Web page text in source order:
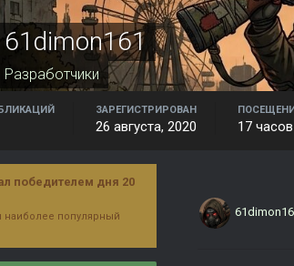
61dimon161
Разработчики
ЗАРЕГИСТРИРОВАН
26 августа, 2020 17
победителем дня 20
наиболее популярный